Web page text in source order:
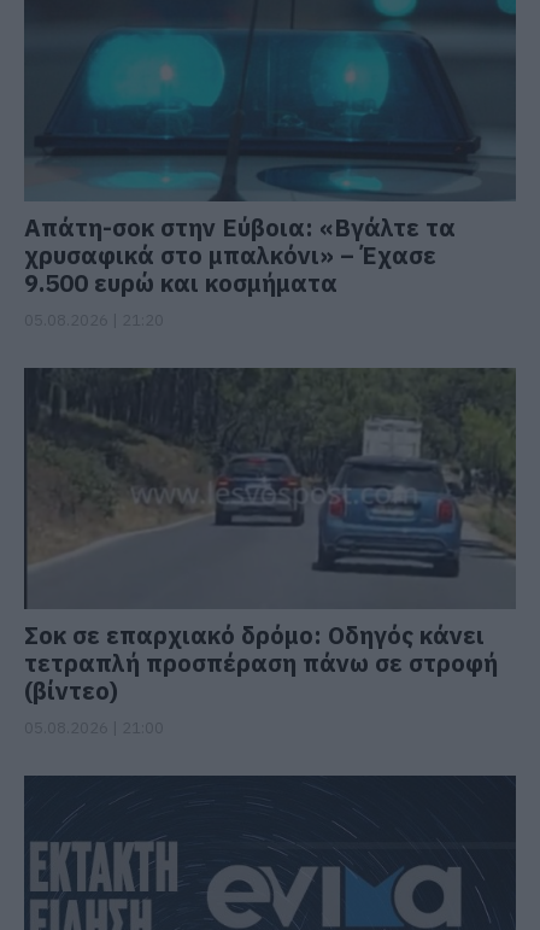
Απάτη-σοκ στην Εύβοια: «Βγάλτε τα
χρυσαφικά στο μπαλκόνι» – Έχασε
9.500 ευρώ και κοσμήματα
Σοκ σε επαρχιακό δρόμο: Οδηγός κάνει
τετραπλή προσπέραση πάνω σε στροφή
(βίντεο)